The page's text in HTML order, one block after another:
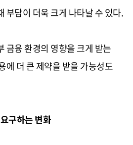
부담이 더욱 크게 나타날 수 있다.
금융 환경의 영향을 크게 받는
에 더 큰 제약을 받을 가능성도
구하는 변화